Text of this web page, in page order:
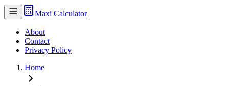
Maxi Calculator
About
Contact
Privacy Policy
Home